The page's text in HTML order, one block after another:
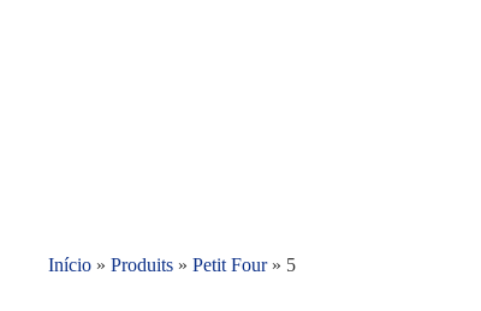
Início » Produits » Petit Four» 5